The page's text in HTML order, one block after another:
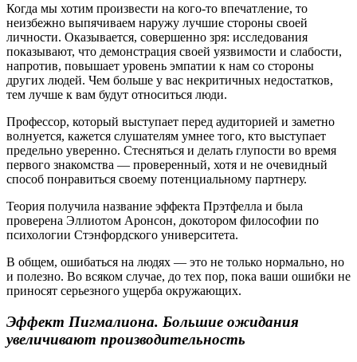
Когда мы хотим произвести на кого-то впечатление, то
неизбежно выпячиваем наружу лучшие стороны своей
личности. Оказывается, совершенно зря: исследования
показывают, что демонстрация своей уязвимости и слабости,
напротив, повышает уровень эмпатии к нам со стороны
других людей. Чем больше у вас некритичных недостатков,
тем лучше к вам будут относиться люди.
Профессор, который выступает перед аудиторией и заметно
волнуется, кажется слушателям умнее того, кто выступает
предельно уверенно. Стесняться и делать глупости во время
первого знакомства — проверенный, хотя и не очевидный
способ понравиться своему потенциальному партнеру.
Теория получила название эффекта Прэтфелла и была
проверена Эллиотом Аронсон, докотором философии по
психологии Стэнфордского университета.
В общем, ошибаться на людях — это не только нормально, но
и полезно. Во всяком случае, до тех пор, пока ваши ошибки не
приносят серьезного ущерба окружающих.
Эффект Пигмалиона. Большие ожидания
увеличивают производительность